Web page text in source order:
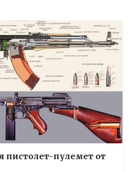
пистолет-пулемет от